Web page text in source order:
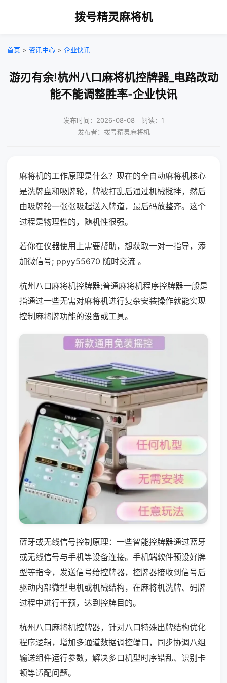
拨号精灵麻将机
首页 > 资讯中心 > 企业快讯
游刃有余!杭州八口麻将机控牌器_电路改动
能不能调整胜率-企业快讯
发布时间：2026-08-08｜阅读：1
发布者：拨号精灵麻将机
麻将机的工作原理是什么？现在的全自动麻将机核心
是洗牌盘和吸牌轮，牌被打乱后通过机械搅拌，然后
由吸牌轮一张张吸起送入牌道，最后码放整齐。这个
过程是物理性的，随机性很强。
若你在仪器使用上需要帮助，想获取一对一指导，添
加微信号; ppyy55670 随时交流 。
杭州八口麻将机控牌器;普通麻将机程序控牌器一般是
指通过一些无需对麻将机进行复杂安装操作就能实现
控制麻将牌功能的设备或工具。
蓝牙或无线信号控制原理：一些智能控牌器通过蓝牙
或无线信号与手机等设备连接。手机端软件预设好牌
型等指令，发送信号给控牌器，控牌器接收到信号后
驱动内部微型电机或机械结构，在麻将机洗牌、码牌
过程中进行干预，达到控牌目的。
杭州八口麻将机控牌器，针对八口特殊出牌结构优化
程序逻辑，增加多通道数据调控端口，同步协调八组
输送组件运行参数，解决多口机型时序错乱、识别卡
顿等适配问题。